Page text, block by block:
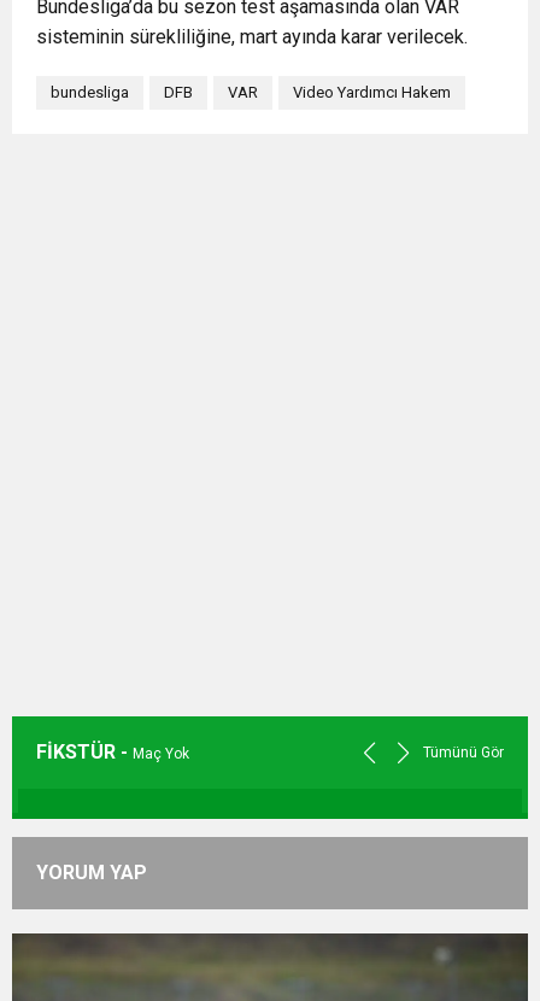
Bundesliga’da bu sezon test aşamasında olan VAR
sisteminin sürekliliğine, mart ayında karar verilecek.
bundesliga DFB VAR Video Yardımcı Hakem
FİKSTÜR - Maç Yok Tümünü Gör
YORUM YAP